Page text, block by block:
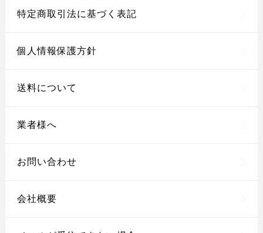
特定商取引法に基づく表記
個人情報保護方針
送料について
業者様へ
お問い合わせ
会社概要